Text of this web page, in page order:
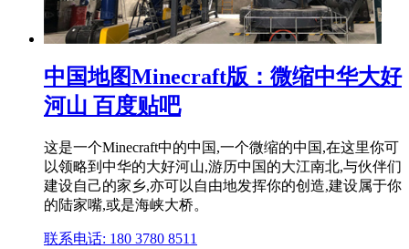
中国地图Minecraft版：微缩中华大好
河山 百度贴吧
这是一个Minecraft中的中国,一个微缩的中国,在这里你可
以领略到中华的大好河山,游历中国的大江南北,与伙伴们
建设自己的家乡,亦可以自由地发挥你的创造,建设属于你
的陆家嘴,或是海峡大桥。
联系电话: 180 3780 8511